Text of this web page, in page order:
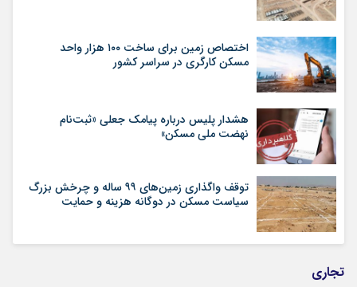
اختصاص زمین برای ساخت ۱۰۰ هزار واحد
مسکن کارگری در سراسر کشور
هشدار پلیس درباره پیامک جعلی «ثبت‌نام
نهضت ملی مسکن»
توقف واگذاری زمین‌های ۹۹ ساله و چرخش بزرگ
سیاست مسکن در دوگانه هزینه و حمایت
تجاری